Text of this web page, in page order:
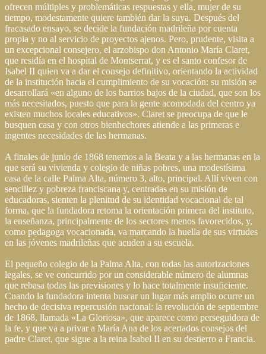
ofrecen múltiples y problemáticas respuestas y ella, mujer de su
tiempo, modestamente quiere también dar la suya. Después del
fracasado ensayo, se decide la fundación madrileña por cuenta
propia y no al servicio de proyectos ajenos. Pero, prudente, visita a
un excepcional consejero, el arzobispo don Antonio María Claret,
que residía en el hospital de Montserrat, y es el santo confesor de
Isabel II quien va a dar el consejo definitivo, orientando la actividad
de la institución hacia el cumplimiento de su vocación: su misión se
desarrollará «en alguno de los barrios bajos de la ciudad, que son los
más necesitados, puesto que para la gente acomodada del centro ya
existen muchos locales educativos». Claret se preocupa de que le
busquen casa y con otros bienhechores atiende a las primeras e
ingentes necesidades de las hermanas.
A finales de junio de 1868 tenemos a la Beata y a las hermanas en la
que será su vivienda y colegio de niñas pobres, una modestísima
casa de la calle Palma Alta, número 3, alto, principal. Allí viven con
sencillez y pobreza franciscana y, centradas en su misión de
educadoras, sienten la plenitud de su identidad vocacional de tal
forma, que la fundadora retoma la orientación primera del instituto,
la enseñanza, principalmente de los sectores menos favorecidos, y,
como pedagoga vocacionada, va marcando la huella de sus virtudes
en las jóvenes madrileñas que acuden a su escuela.
El pequeño colegio de la Palma Alta, con todas las autorizaciones
legales, se ve concurrido por un considerable número de alumnas
que rebasa todas las previsiones y lo hace totalmente insuficiente.
Cuando la fundadora intenta buscar un lugar más amplio ocurre un
hecho de decisiva repercusión nacional: la revolución de septiembre
de 1868, llamada «La Gloriosa», que aparece como perseguidora de
la fe, y que va a privar a María Ana de los acertados consejos del
padre Claret, que sigue a la reina Isabel II en su destierro a Francia.